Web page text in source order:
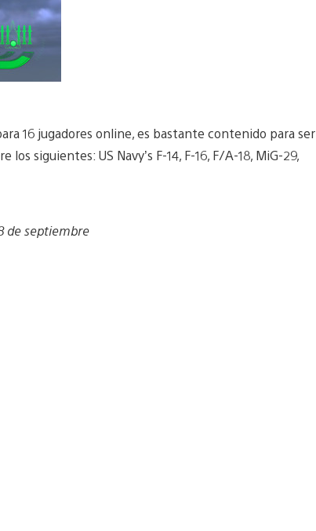
16 jugadores online, es bastante contenido para ser
siguientes: US Navy’s F-14, F-16, F/A-18, MiG-29,
de septiembre